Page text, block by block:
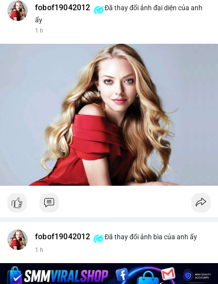
fobof19042012
Đã thay đổi ảnh đại diện của anh
ấy
1 h
fobof19042012 Đã thay đổi ảnh bìa của anh ấy
1 h